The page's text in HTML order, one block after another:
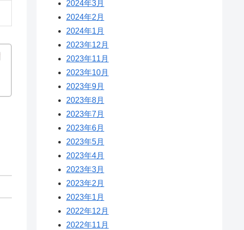
2024年3月
2024年2月
2024年1月
2023年12月
2023年11月
2023年10月
2023年9月
2023年8月
2023年7月
2023年6月
2023年5月
2023年4月
2023年3月
2023年2月
2023年1月
2022年12月
2022年11月